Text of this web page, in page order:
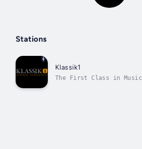
Stations
Klassik1
The First Class in Music